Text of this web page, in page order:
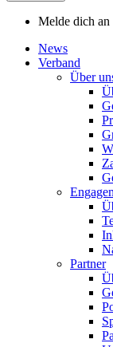
Melde dich an
News
Verband
Über
Partner